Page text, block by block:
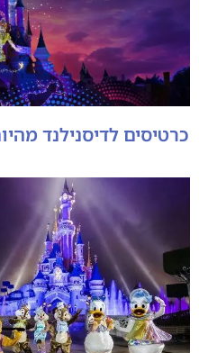
כרטיסים לדיסנילנד